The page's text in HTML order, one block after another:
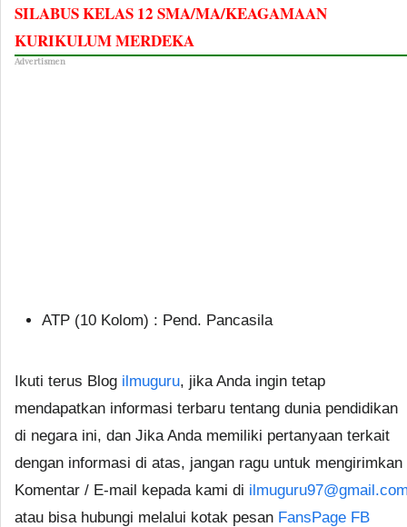
SILABUS KELAS 12 SMA/MA/KEAGAMAAN
KURIKULUM MERDEKA
Advertismen
ATP (10 Kolom) : Pend. Pancasila
Ikuti terus Blog ilmuguru, jika Anda ingin tetap
mendapatkan informasi terbaru tentang dunia pendidikan
di negara ini, dan Jika Anda memiliki pertanyaan terkait
dengan informasi di atas, jangan ragu untuk mengirimkan
Komentar / E-mail kepada kami di
atau bisa hubungi melalui kotak pesan FansPage FB